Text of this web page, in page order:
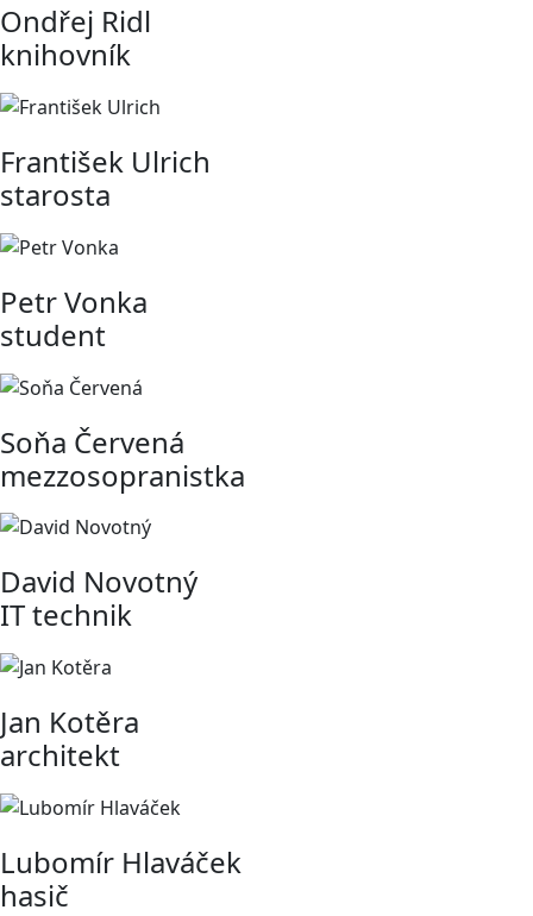
Ondřej Ridl
knihovník
František Ulrich
starosta
Petr Vonka
student
Soňa Červená
mezzosopranistka
David Novotný
IT technik
Jan Kotěra
architekt
Lubomír Hlaváček
hasič